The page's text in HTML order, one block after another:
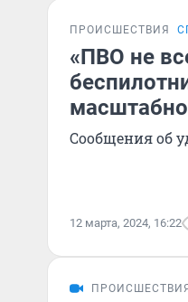
ПРОИСШЕСТВИЯ
«ПВО не
Сообщения об
12 марта, 2024, 16:22
ПРОИСШЕСТВИЯ